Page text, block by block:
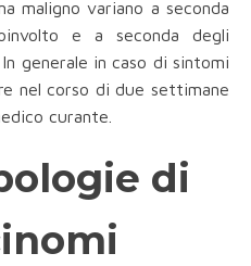
maligno variano a seconda
e a seconda degli
generale in caso di sintomi
nel corso di due settimane
curante.
di